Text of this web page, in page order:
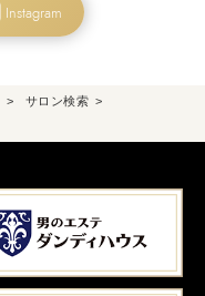
Instagram
サロン検索